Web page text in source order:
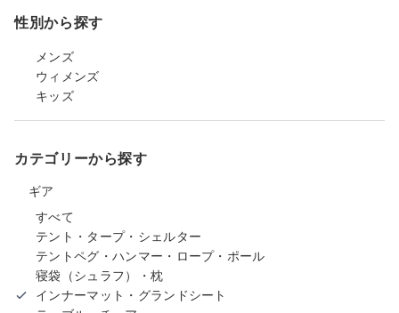
性別から探す
メンズ
ウィメンズ
キッズ
カテゴリーから探す
ギア
すべて
テント・タープ・シェルター
テントペグ・ハンマー・ロープ・ポール
寝袋（シュラフ）・枕
インナーマット・グランドシート